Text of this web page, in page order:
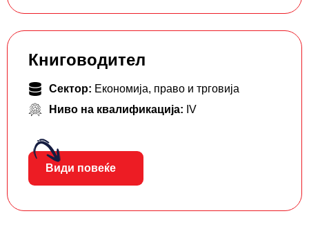
Книговодител
Сектор: Економија, право и трговија
Ниво на квалификација: IV
Види повеќе